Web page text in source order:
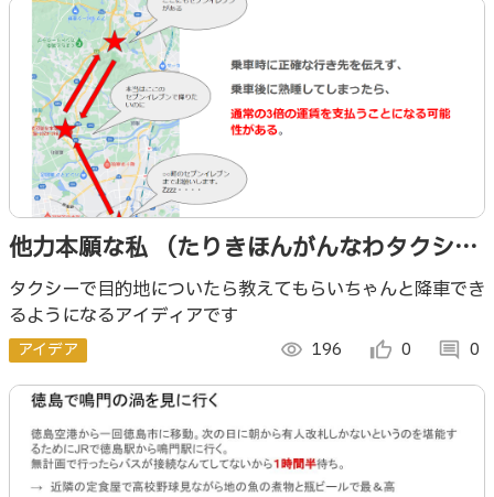
他力本願な私 （たりきほんがんなわタクシ
ー）
タクシーで目的地についたら教えてもらいちゃんと降車でき
るようになるアイディアです
アイデア visibility 196 thumb_up_alt 0 comment 0